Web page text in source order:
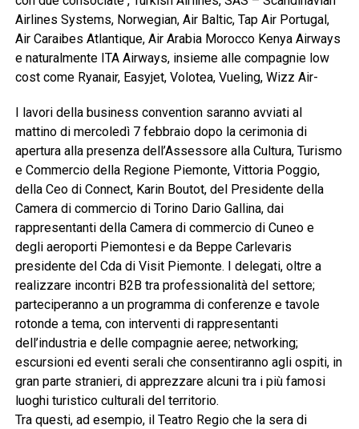
Airlines Systems, Norwegian, Air Baltic, Tap Air Portugal,
Air Caraibes Atlantique, Air Arabia Morocco Kenya Airways
e naturalmente ITA Airways, insieme alle compagnie low
cost come Ryanair, Easyjet, Volotea, Vueling, Wizz Air-
I lavori della business convention saranno avviati al
mattino di mercoledì 7 febbraio dopo la cerimonia di
apertura alla presenza dell’Assessore alla Cultura, Turismo
e Commercio della Regione Piemonte, Vittoria Poggio,
della Ceo di Connect, Karin Boutot, del Presidente della
Camera di commercio di Torino Dario Gallina, dai
rappresentanti della Camera di commercio di Cuneo e
degli aeroporti Piemontesi e da Beppe Carlevaris
presidente del Cda di Visit Piemonte. I delegati, oltre a
realizzare incontri B2B tra professionalità del settore;
parteciperanno a un programma di conferenze e tavole
rotonde a tema, con interventi di rappresentanti
dell’industria e delle compagnie aeree; networking;
escursioni ed eventi serali che consentiranno agli ospiti, in
gran parte stranieri, di apprezzare alcuni tra i più famosi
luoghi turistico culturali del territorio.
Tra questi, ad esempio, il Teatro Regio che la sera di